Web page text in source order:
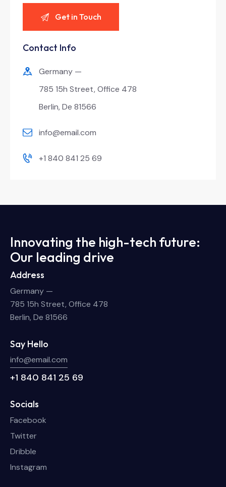
Contact Info
Germany —
785 15h Street, Office 478
Berlin, De 81566
info@email.com
+1 840 841 25 69
Innovating the high-tech future:
Our leading drive
Address
Germany —
785 15h Street, Office 478
Berlin, De 81566
Say Hello
info@email.com
+1 840 841 25 69
Socials
Facebook
Twitter
Dribble
Instagram